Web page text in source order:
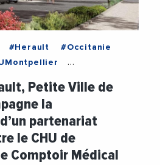
#Herault
#Occitanie
#Medecine
#Sante
Petite Ville de
la
partenariat
le CHU de
Comptoir Médical